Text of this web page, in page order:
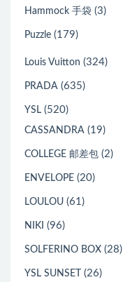
Hammock 手袋 (3)
Puzzle (179)
Louis Vuitton (324)
PRADA (635)
YSL (520)
CASSANDRA (19)
COLLEGE 邮差包 (2)
ENVELOPE (20)
LOULOU (61)
NIKI (96)
SOLFERINO BOX (28)
YSL SUNSET (26)